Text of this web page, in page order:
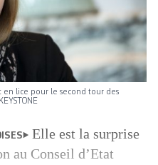
en lice pour le second tour des
Elle est la surprise
au Conseil d’Etat